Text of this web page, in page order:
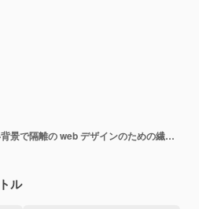
繊維はさみアイコン白い背景で隔離の web デザインのための繊維はさみベクトル アイコンの等尺性
ル